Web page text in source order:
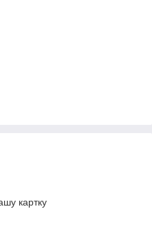
картку